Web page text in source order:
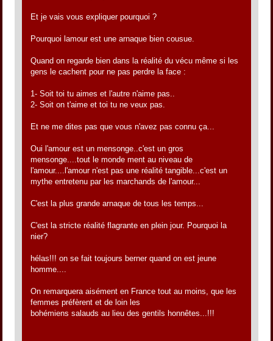
Et je vais vous expliquer pourquoi ?
Pourquoi lamour est une arnaque bien cousue.
Quand on regarde bien dans la réalité du vécu même si les
gens le cachent pour ne pas perdre la face :
1- Soit toi tu aimes et l'autre n'aime pas..
2- Soit on t'aime et toi tu ne veux pas.
Et ne me dites pas que vous n'avez pas connu ça...
Oui l'amour est un mensonge..c'est un gros
mensonge....tout le monde ment au niveau de
l'amour....l'amour n'est pas une réalité tangible...c'est un
mythe entretenu par les marchands de l'amour...
C'est la plus grande arnaque de tous les temps...
C'est la stricte réalité flagrante en plein jour. Pourquoi la
nier?
hélas!!! on se fait toujours berner quand on est jeune
homme....
On remarquera aisément en France tout au moins, que les
femmes préfèrent et de loin les
bohémiens salauds au lieu des gentils honnêtes...!!!